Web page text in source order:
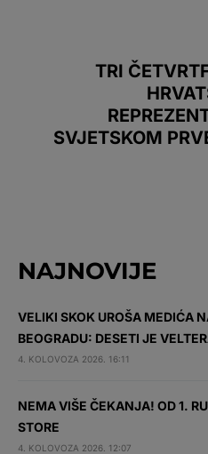
TRI
SVJETSKOM
NAJNOVIJE
VELIKI SKOK UROŠA MEDIĆA
BEOGRADU: DESETI JE
4. KOLOVOZA 2026. 16:11
NEMA VIŠE ČEKANJA! OD 1.
STORE
4. KOLOVOZA 2026. 12:07